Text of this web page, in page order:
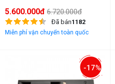
5.600.000đ 6.720.000đ
Đã bán1182
Miễn phí vận chuyển toàn quốc
-17%